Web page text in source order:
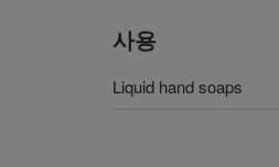
사용
Liquid hand soaps